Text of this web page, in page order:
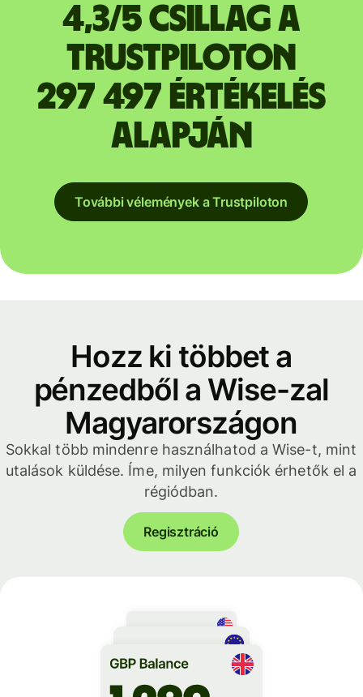
4,3/5 csillag a
Trustpiloton
297 497 értékelés
alapján
További vélemények a Trustpiloton
Hozz ki többet a
pénzedből a Wise-zal
Magyarországon
Sokkal több mindenre használhatod a Wise-t, mint
utalások küldése. Íme, milyen funkciók érhetők el a
régiódban.
Regisztráció